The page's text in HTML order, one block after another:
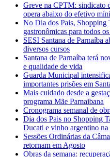
Greve na CPTM: sindicato
opera abaixo do efetivo
No Dia dos Pais, Shopping
gastronômicas para todos
SESI Santana de Parnaíba
diversos cursos
Santana de Parnaíba terá
e qualidade de vida
Guarda Municipal
importantes prisões em
Mais cuidado desde a
programa Mãe Parnaibana
Cronograma semanal de
Dia dos Pais no Shopping
Ducati e vinho argentino
Sessões Ordinárias da
retornam em Agosto
Obras da semana: